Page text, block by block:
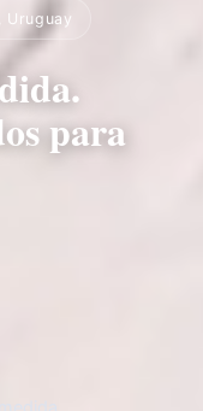
Uruguay
para